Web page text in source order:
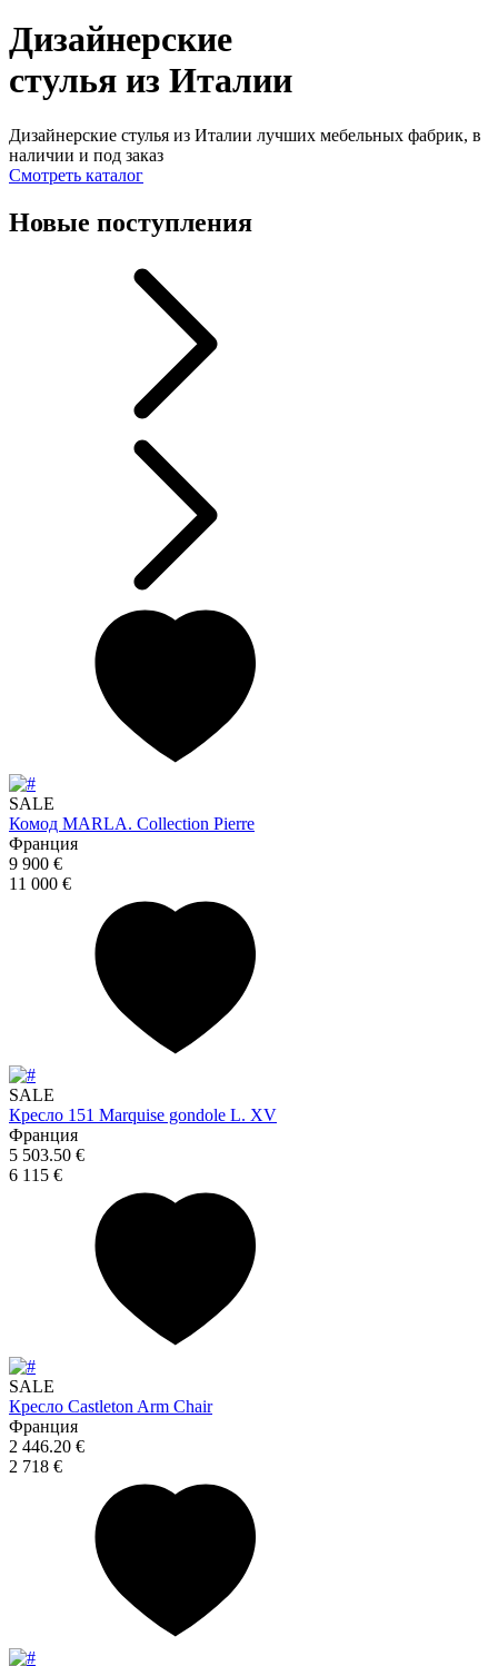
Дизайнерские
стулья из Италии
Дизайнерские стулья из Италии лучших мебельных фабрик, в
наличии и под заказ
Смотреть каталог
Новые поступления
SALE
Комод MARLA. Collection Pierre
Франция
9 900 €
11 000 €
SALE
Кресло 151 Marquise gondole L. XV
Франция
5 503.50 €
6 115 €
SALE
Кресло Castleton Arm Chair
Франция
2 446.20 €
2 718 €